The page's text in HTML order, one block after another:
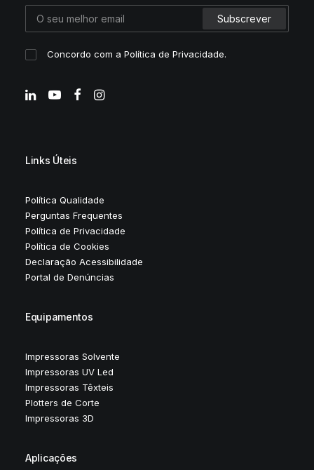
Concordo com aPolítica de Privacidade.
Links Úteis
Política Qualidade
Perguntas Frequentes
Política de Privacidade
Política de Cookies
Declaração Acessibilidade
Portal de Denúncias
Equipamentos
Impressoras Solvente
Impressoras UV Led
Impressoras Têxteis
Plotters de Corte
Impressoras 3D
Aplicações